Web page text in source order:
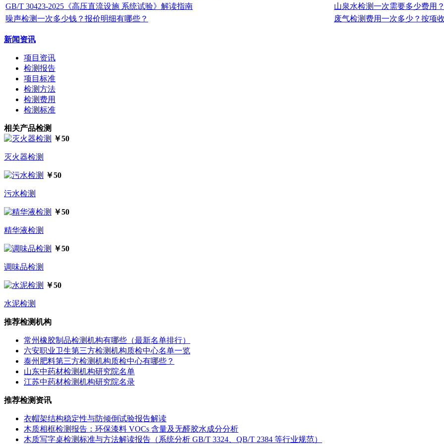
GB/T 30423-2025《高压直流设施 系统试验》解读指南
山泉水检测一次需要多少费用
噪声检测一次多少钱？报价明细有哪些？
废气检测费用一次多少？按项
新闻资讯
项目资讯
检测报告
项目标准
检测方法
检测费用
检测标准
相关产品检测
￥50
灭火器检测
￥50
污水检测
￥50
精华液检测
￥50
调味品检测
￥50
水泥检测
推荐检测机构
常州橡胶制品检测机构有哪些（最新名单排行）
六安职业卫生第三方检测机构质检中心名单一览
泰州肥料第三方检测机构质检中心有哪些？
山东中药材检测机构研究院名单
江苏中药材检测机构研究院名录
推荐检测资讯
衣帽架结构稳定性与防倾倒试验报告解读
木质相框检测报告：环保漆料 VOCs 含量及无醛胶水成分分析
木质写字桌检测标准与方法解读报告（系统分析 GB/T 3324、QB/T 2384 等行业规范）